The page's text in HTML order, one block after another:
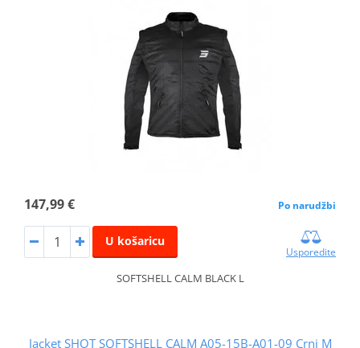
147,99 € Po narudžbi
U košaricu
Usporedite
SOFTSHELL CALM BLACK L
Jacket SHOT SOFTSHELL CALM A05-15B-A01-09 Crni M